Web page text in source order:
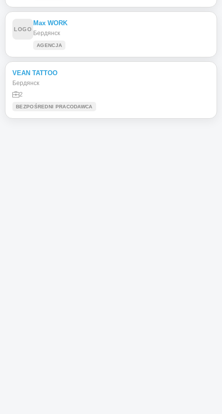
LOGO
Max WORK
Бердянск
AGENCJA
VEAN TATTOO
Бердянск
2
BEZPOŚREDNI PRACODAWCA